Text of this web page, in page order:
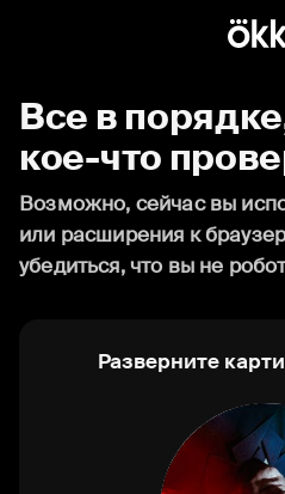
Все в
кое-что
Возможно, сейчас вы
или расширения к
убедиться, что вы не
Разверните